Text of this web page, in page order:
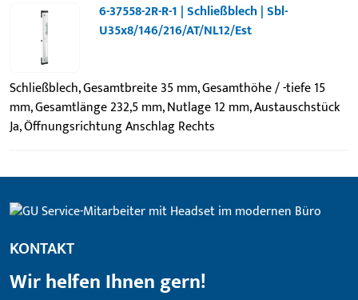
6-37558-2R-R-1 | Schließblech | Sbl-
U35x8/146/216/AT/NL12/Est
Schließblech, Gesamtbreite 35 mm, Gesamthöhe / -tiefe 15
mm, Gesamtlänge 232,5 mm, Nutlage 12 mm, Austauschstück
Ja, Öffnungsrichtung Anschlag Rechts
KONTAKT
Wir helfen Ihnen gern!